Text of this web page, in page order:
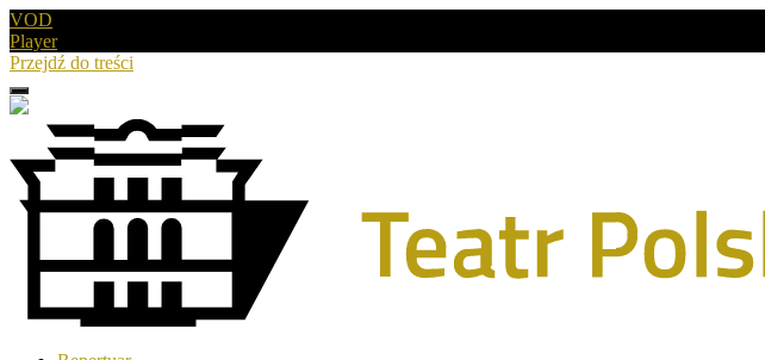
VOD
Player
Przejdź do treści
Menu
Drugie